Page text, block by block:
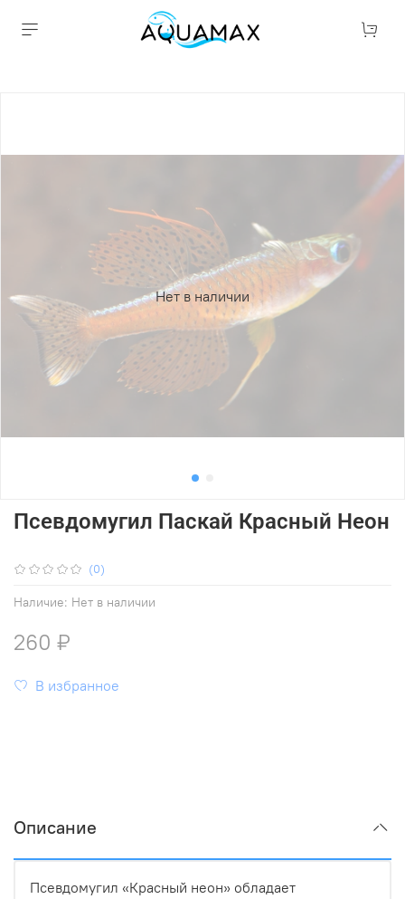
Нет в наличии
(0)
Наличие: Нет в наличии
Псевдомугил Паскай Красный Неон
260 ₽
В избранное
Описание
Псевдомугил «Красный неон» обладает